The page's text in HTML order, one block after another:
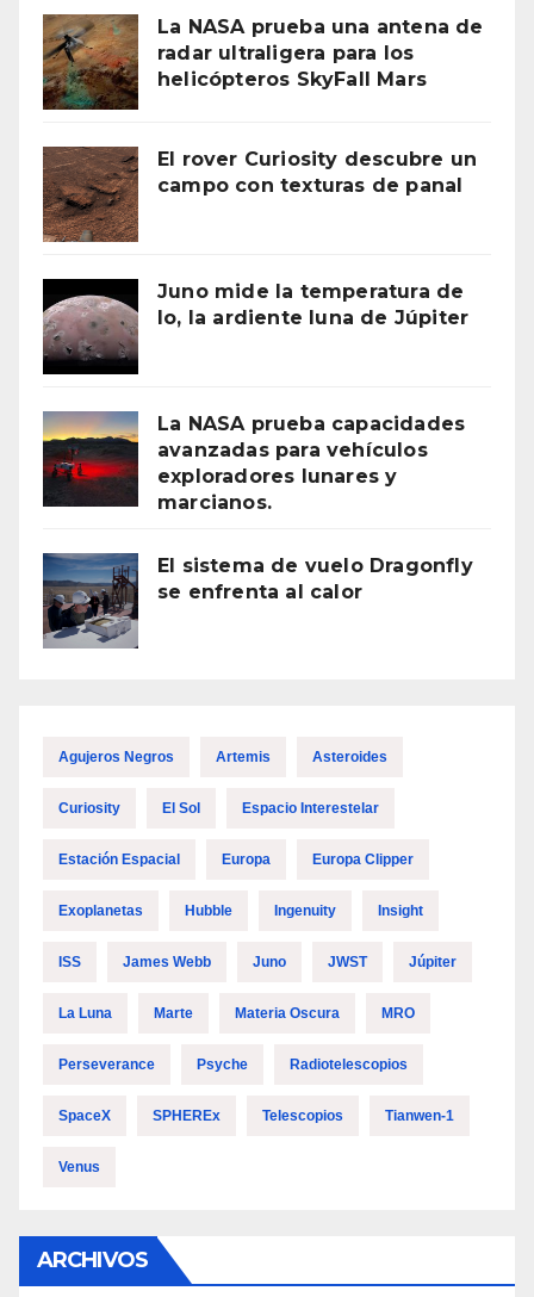
La NASA prueba una antena de
radar ultraligera para los
helicópteros SkyFall Mars
El rover Curiosity descubre un
campo con texturas de panal
Juno mide la temperatura de
Io, la ardiente luna de Júpiter
La NASA prueba capacidades
avanzadas para vehículos
exploradores lunares y
marcianos.
El sistema de vuelo Dragonfly
se enfrenta al calor
Agujeros Negros Artemis Asteroides
Curiosity El Sol Espacio Interestelar
Estación Espacial Europa Europa Clipper
Exoplanetas Hubble Ingenuity Insight
ISS James Webb Juno JWST Júpiter
La Luna Marte Materia Oscura MRO
Perseverance Psyche Radiotelescopios
SpaceX SPHEREx Telescopios Tianwen-1
Venus
ARCHIVOS